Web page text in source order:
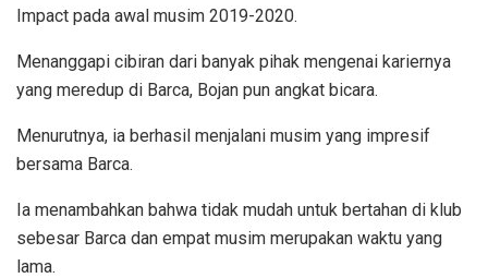
Impact pada awal musim 2019-2020.
Menanggapi cibiran dari banyak pihak mengenai kariernya
yang meredup di Barca, Bojan pun angkat bicara.
Menurutnya, ia berhasil menjalani musim yang impresif
bersama Barca.
Ia menambahkan bahwa tidak mudah untuk bertahan di klub
sebesar Barca dan empat musim merupakan waktu yang
lama.